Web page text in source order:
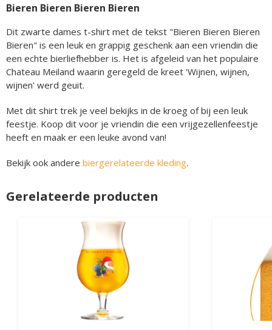
Bieren Bieren Bieren Bieren
Dit zwarte dames t-shirt met de tekst "Bieren Bieren Bieren
Bieren" is een leuk en grappig geschenk aan een vriendin die
een echte bierliefhebber is. Het is afgeleid van het populaire
Chateau Meiland waarin geregeld de kreet 'Wijnen, wijnen,
wijnen' werd geuit.
Met dit shirt trek je veel bekijks in de kroeg of bij een leuk
feestje. Koop dit voor je vriendin die een vrijgezellenfeestje
heeft en maak er een leuke avond van!
Bekijk ook andere biergerelateerde kleding.
Gerelateerde producten